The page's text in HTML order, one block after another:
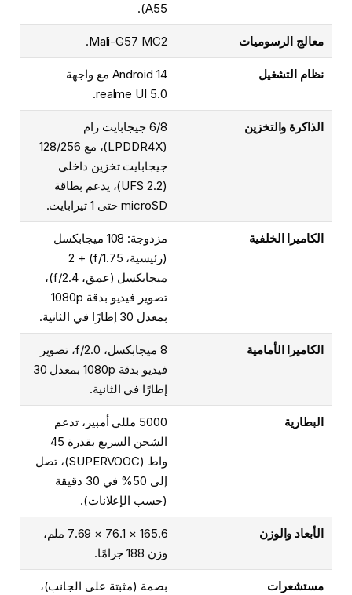
A55).
معالج الرسوميات Mali-G57 MC2.
نظام التشغيل
Android 14 مع واجهة
realme UI 5.0.
الذاكرة والتخزين
6/8 جيجابايت رام
(LPDDR4X)، مع 128/256
جيجابايت تخزين داخلي
(UFS 2.2)، يدعم بطاقة
microSD حتى 1 تيرابايت.
الكاميرا الخلفية
مزدوجة: 108 ميجابكسل
(رئيسية، f/1.75) + 2
ميجابكسل (عمق، f/2.4)،
تصوير فيديو بدقة 1080p
بمعدل 30 إطارًا في الثانية.
الكاميرا الأمامية
8 ميجابكسل، f/2.0، تصوير
فيديو بدقة 1080p بمعدل 30
إطارًا في الثانية.
البطارية
5000 مللي أمبير، تدعم
الشحن السريع بقدرة 45
واط (SUPERVOOC)، تصل
إلى 50% في 30 دقيقة
(حسب الإعلانات).
الأبعاد والوزن
165.6 × 76.1 × 7.69 ملم،
وزن 188 جرامًا.
مستشعرات
بصمة (مثبتة على الجانب)،